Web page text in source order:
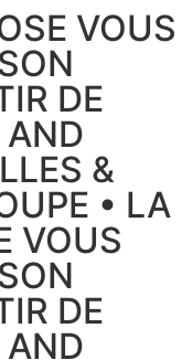
VOUS
DE
&
• LA
VOUS
DE